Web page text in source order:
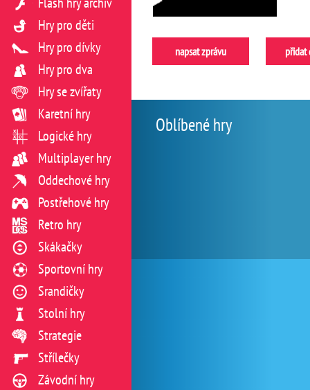
napsat zprávu přidat
Oblíbené hry
Hry pro děti
Hry pro dívky
Hry pro dva
Hry se zvířaty
Karetní hry
Logické hry
Multiplayer hry
Oddechové hry
Postřehové hry
Retro hry
Skákačky
Sportovní hry
Srandičky
Stolní hry
Strategie
Střílečky
Závodní hry